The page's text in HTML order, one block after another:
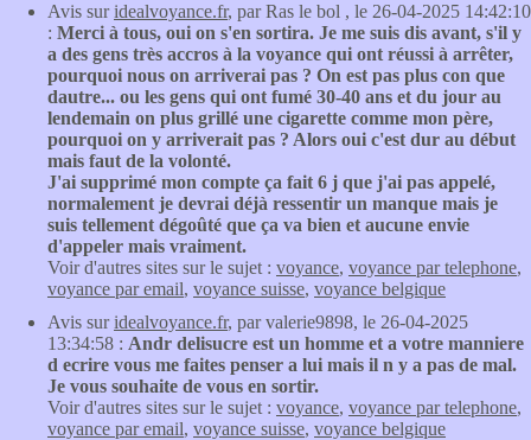
Avis suridealvoyance.fr, par Ras le bol , le 26-04-2025 14:42:10
: Merci à tous, oui on s'en sortira. Je me suis dis avant, s'il y
a des gens très accros à la voyance qui ont réussi à arrêter,
pourquoi nous on arriverai pas ? On est pas plus con que
dautre... ou les gens qui ont fumé 30-40 ans et du jour au
lendemain on plus grillé une cigarette comme mon père,
pourquoi on y arriverait pas ? Alors oui c'est dur au début
mais faut de la volonté.
J'ai supprimé mon compte ça fait 6 j que j'ai pas appelé,
normalement je devrai déjà ressentir un manque mais je
suis tellement dégoûté que ça va bien et aucune envie
d'appeler mais vraiment.
Voir d'autres sites sur le sujet : voyance, voyance par telephone,
voyance par email, voyance suisse, voyance belgique
Avis suridealvoyance.fr, par valerie9898, le 26-04-2025
13:34:58 : Andr delisucre est un homme et a votre manniere
d ecrire vous me faites penser a lui mais il n y a pas de mal.
Je vous souhaite de vous en sortir.
Voir d'autres sites sur le sujet : voyance, voyance par telephone,
voyance par email, voyance suisse, voyance belgique